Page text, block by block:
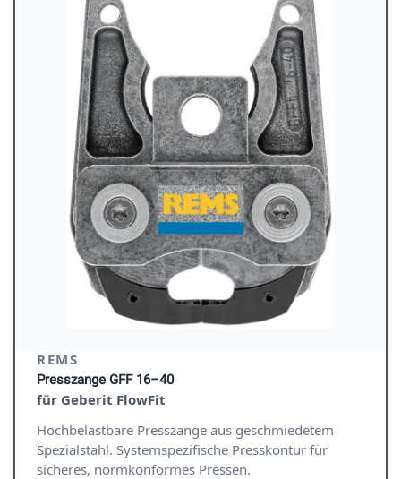
REMS
Presszange GFF 16–40
für Geberit FlowFit
Hochbelastbare Presszange aus geschmiedetem
Spezialstahl. Systemspezifische Presskontur für
sicheres, normkonformes Pressen.